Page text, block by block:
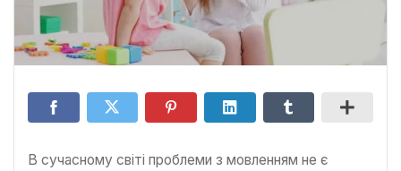
В сучасному світі проблеми з мовленням не є